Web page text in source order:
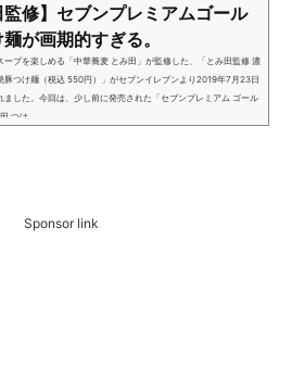
監修】セブンプレミアムゴール
が画期的すぎる。
ープを楽しめる「中華蕎麦 とみ田」が監修した、「とみ田監修 濃
豚つけ麺（税込 550円）」がセブンイレブンより2019年7月23日
ました。今回は、少し前に発売された「セブンプレミアム ゴール
つけ...
Sponsor link